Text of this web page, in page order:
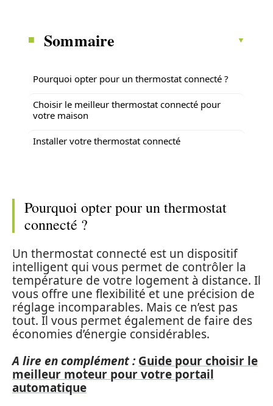
Sommaire
Pourquoi opter pour un thermostat connecté ?
Choisir le meilleur thermostat connecté pour
votre maison
Installer votre thermostat connecté
Pourquoi opter pour un thermostat
connecté ?
Un thermostat connecté est un dispositif
intelligent qui vous permet de contrôler la
température de votre logement à distance. Il
vous offre une flexibilité et une précision de
réglage incomparables. Mais ce n’est pas
tout. Il vous permet également de faire des
économies d’énergie considérables.
A lire en complément : Guide pour choisir le
meilleur moteur pour votre portail
automatique